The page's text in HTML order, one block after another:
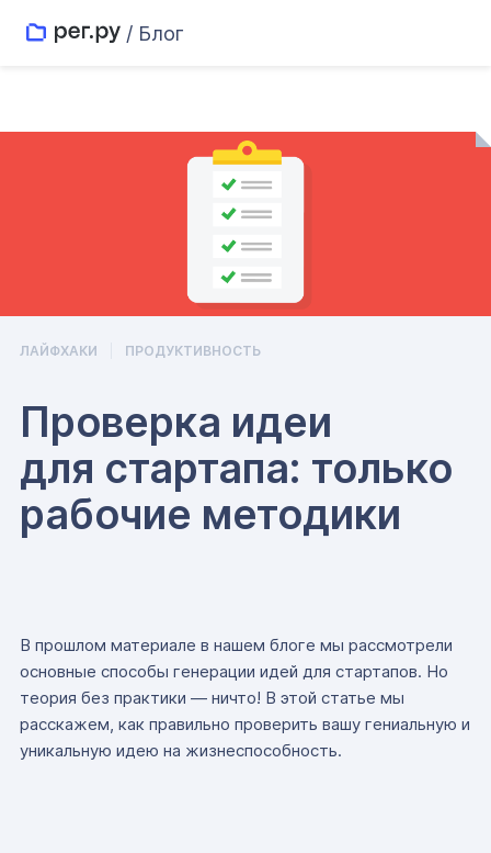
/ Блог
ЛАЙФХАКИ ПРОДУКТИВНОСТЬ
Проверка идеи
для стартапа: только
рабочие методики
В прошлом материале в нашем блоге мы рассмотрели
основные способы генерации идей для стартапов. Но
теория без практики — ничто! В этой статье мы
расскажем, как правильно проверить вашу гениальную и
уникальную идею на жизнеспособность.